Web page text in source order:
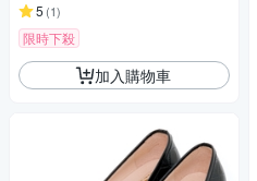
5 (1)
限時下殺
加入購物車